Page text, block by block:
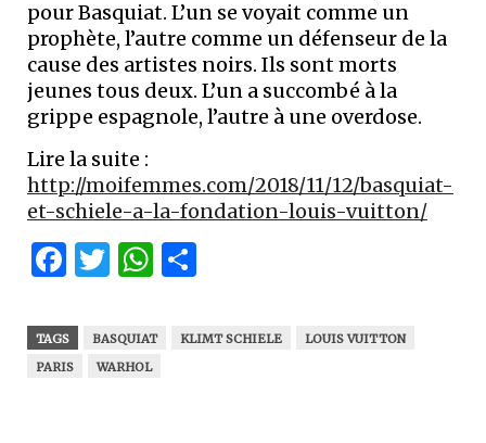
pour Basquiat. L’un se voyait comme un
prophète, l’autre comme un défenseur de la
cause des artistes noirs. Ils sont morts
jeunes tous deux. L’un a succombé à la
grippe espagnole, l’autre à une overdose.
Lire la suite :
http://moifemmes.com/2018/11/12/basquiat-
et-schiele-a-la-fondation-louis-vuitton/
Facebook
Twitter
WhatsApp
TAGS BASQUIAT KLIMT SCHIELE
LOUIS VUITTON
PARIS
WARHOL